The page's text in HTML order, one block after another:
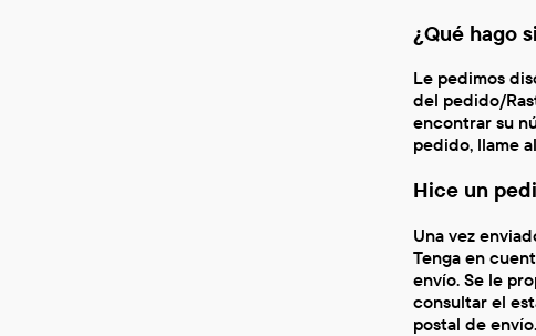
¿Qué hago
Le pedimos
del pedido/
encontrar su
pedido, llame
Hice un
Una vez
Tenga en
envío. Se le
consultar el
postal de